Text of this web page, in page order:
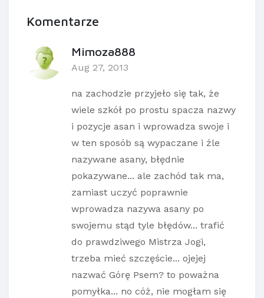
Komentarze
Mimoza888
Aug 27, 2013
na zachodzie przyjeło się tak, że
wiele szkół po prostu spacza nazwy
i pozycje asan i wprowadza swoje i
w ten sposób są wypaczane i źle
nazywane asany, błędnie
pokazywane... ale zachód tak ma,
zamiast uczyć poprawnie
wprowadza nazywa asany po
swojemu stąd tyle błędów... trafić
do prawdziwego Mistrza Jogi,
trzeba mieć szczęście... ojejej
nazwać Górę Psem? to poważna
pomyłka... no cóż, nie mogłam się